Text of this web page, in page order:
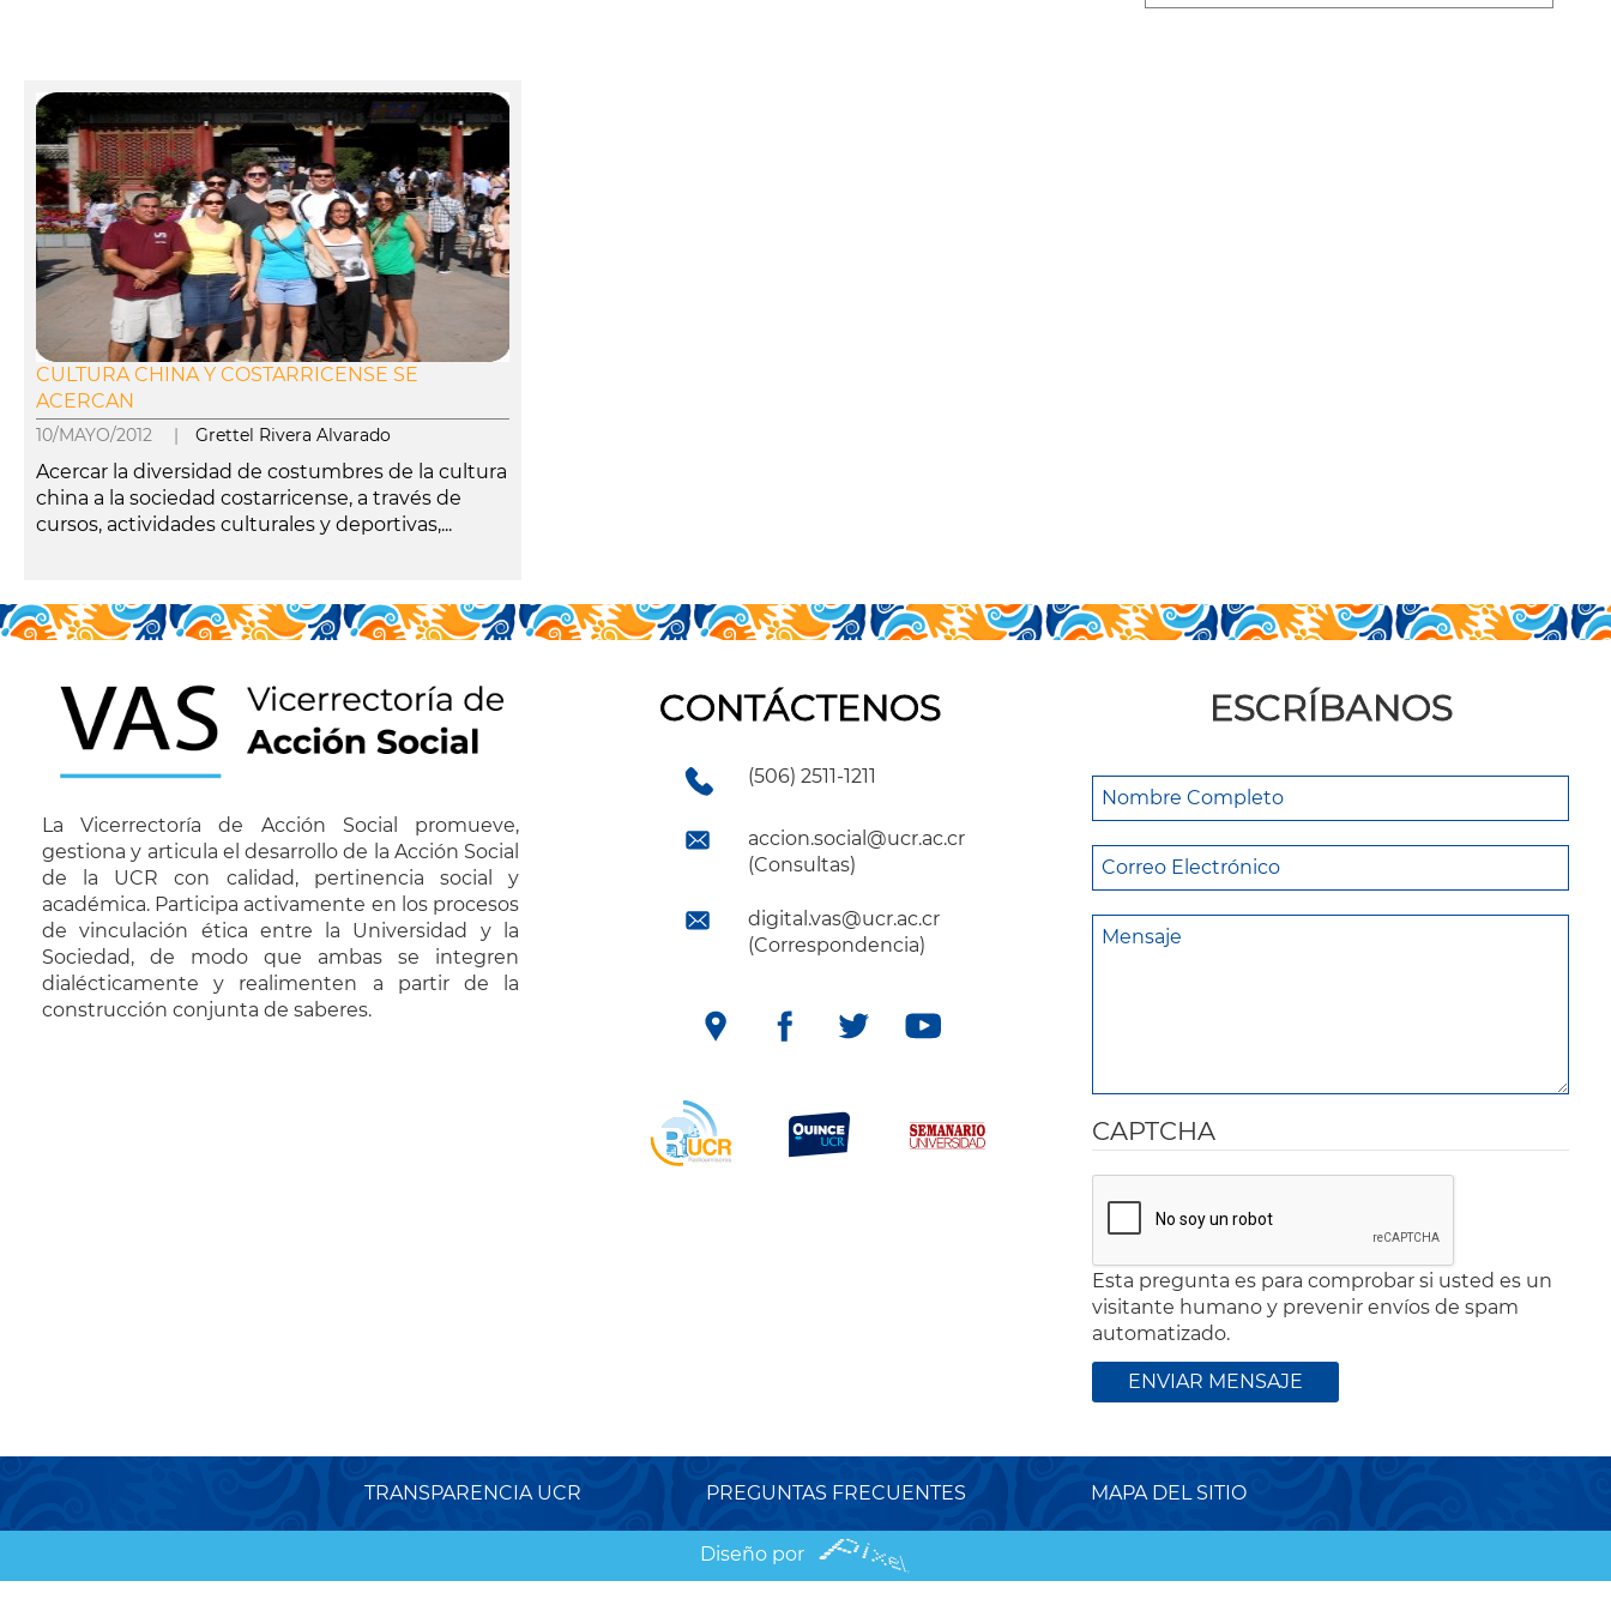
CULTURA CHINA Y COSTARRICENSE SE
ACERCAN
10/MAYO/2012 | Grettel Rivera Alvarado
Acercar la diversidad de costumbres de la cultura
china a la sociedad costarricense, a través de
cursos, actividades culturales y deportivas,...
La Vicerrectoría de Acción Social promueve,
gestiona y articula el desarrollo de la Acción Social
de la UCR con calidad, pertinencia social y
académica. Participa activamente en los procesos
de vinculación ética entre la Universidad y la
Sociedad, de modo que ambas se integren
dialécticamente y realimenten a partir de la
construcción conjunta de saberes.
CONTÁCTENOS
(506) 2511-1211
accion.social@ucr.ac.cr
(Consultas)
digital.vas@ucr.ac.cr
(Correspondencia)
ESCRÍBANOS
CAPTCHA
Esta pregunta es para comprobar si usted es un
visitante humano y prevenir envíos de spam
automatizado.
TRANSPARENCIA UCR PREGUNTAS FRECUENTES MAPA DEL SITIO
Diseño por